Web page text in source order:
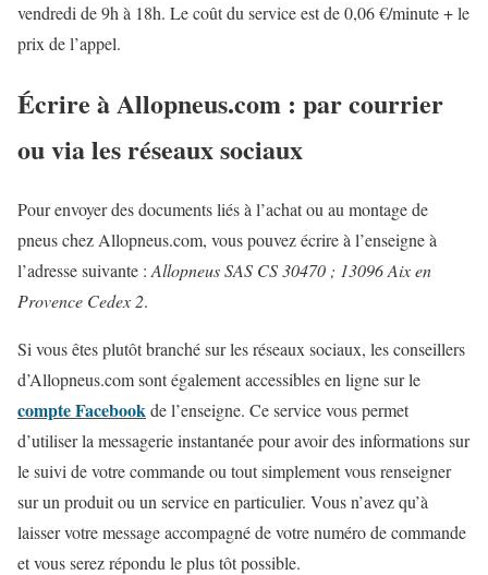
vendredi de 9h à 18h. Le coût du service est de 0,06 €/minute + le
prix de l’appel.
Écrire à Allopneus.com : par courrier
ou via les réseaux sociaux
Pour envoyer des documents liés à l’achat ou au montage de
pneus chez Allopneus.com, vous pouvez écrire à l’enseigne à
l’adresse suivante : Allopneus SAS CS 30470 ; 13096 Aix en
Provence Cedex 2.
Si vous êtes plutôt branché sur les réseaux sociaux, les conseillers
d’Allopneus.com sont également accessibles en ligne sur le
compte Facebookde l’enseigne. Ce service vous permet
d’utiliser la messagerie instantanée pour avoir des informations sur
le suivi de votre commande ou tout simplement vous renseigner
sur un produit ou un service en particulier. Vous n’avez qu’à
laisser votre message accompagné de votre numéro de commande
et vous serez répondu le plus tôt possible.